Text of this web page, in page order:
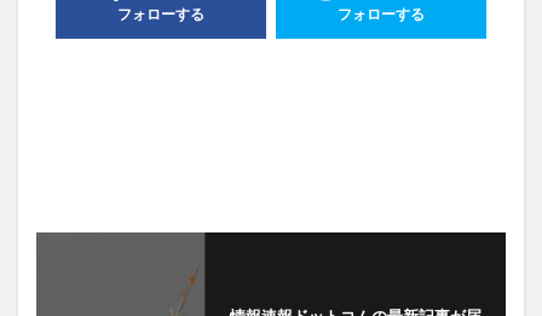
フォローする
フォローする